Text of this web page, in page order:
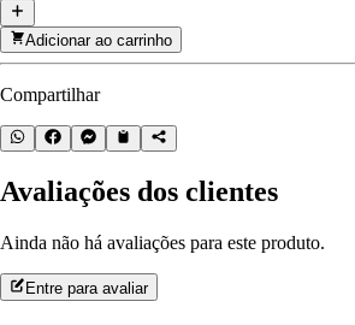
Adicionar ao carrinho
Compartilhar
Avaliações dos clientes
Ainda não há avaliações para este produto.
Entre para avaliar